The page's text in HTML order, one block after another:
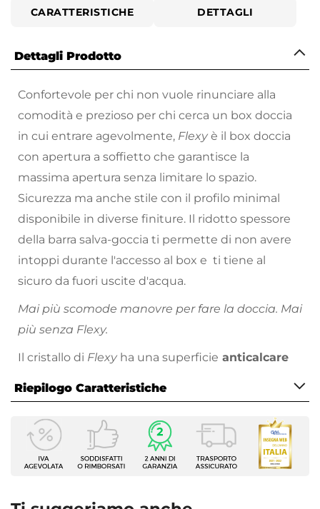
CARATTERISTICHE DETTAGLI
Dettagli Prodotto
Confortevole per chi non vuole rinunciare alla
comodità e prezioso per chi cerca un box doccia
in cui entrare agevolmente, Flexy è il box doccia
con apertura a soffietto che garantisce la
massima apertura senza limitare lo spazio.
Sicurezza ma anche stile con il profilo minimal
disponibile in diverse finiture. Il ridotto spessore
della barra salva-goccia ti permette di non avere
intoppi durante l'accesso al box e ti tiene al
sicuro da fuori uscite d'acqua.
Mai più scomode manovre per fare la doccia. Mai
più senza Flexy.
Il cristallo di Flexy ha una superficie anticalcare
Riepilogo Caratteristiche
Caratteristiche
Serie
Flexy